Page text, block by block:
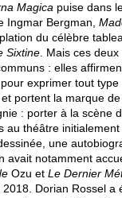
Magica puise dans
Ingmar Bergman,
du célèbre
Sixtine . Mais ces
: elles
exprimer tout
portent la marque
: porter à la scène
au théâtre
une
avait notamment
Ozu et Le Dernier
2018. Dorian Rossel a